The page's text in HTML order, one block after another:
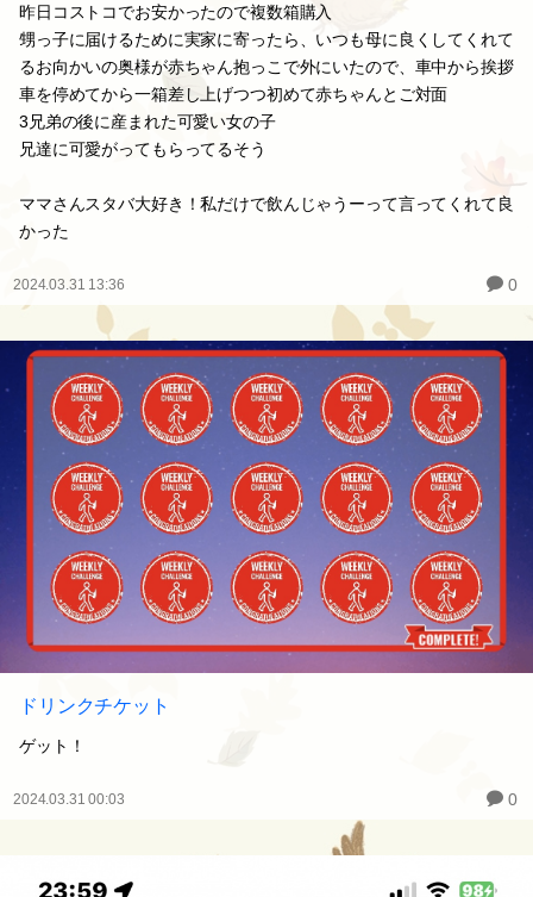
昨日コストコでお安かったので複数箱購入
甥っ子に届けるために実家に寄ったら、いつも母に良くしてくれて
るお向かいの奥様が赤ちゃん抱っこで外にいたので、車中から挨拶
車を停めてから一箱差し上げつつ初めて赤ちゃんとご対面
3兄弟の後に産まれた可愛い女の子
兄達に可愛がってもらってるそう
ママさんスタバ大好き！私だけで飲んじゃうーって言ってくれて良
かった
2024.03.31 13:36 0
ドリンクチケット
ゲット！
2024.03.31 00:03 0